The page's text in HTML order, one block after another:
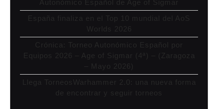
Autonómico Español de Age of Sigmar
España finaliza en el Top 10 mundial del AoS
Worlds 2026
Crónica: Torneo Autonómico Español por
Equipos 2026 – Age of Sigmar (4ª) – (Zaragoza
– Mayo 2026)
Llega TorneosWarhammer 2.0: una nueva forma
de encontrar y seguir torneos